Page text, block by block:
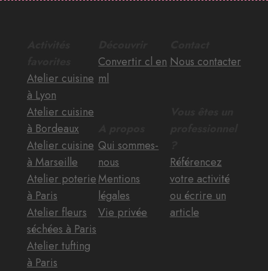
Atelier cuisine
à Lyon
Atelier cuisine
à Bordeaux
Atelier cuisine
à Marseille
Atelier poterie
à Paris
Atelier fleurs
séchées à Paris
Atelier tufting
à Paris
Convertir cl en
ml
Qui sommes-
nous
Mentions
légales
Vie privée
Nous contacter
Référencez
votre activité
ou écrire un
article